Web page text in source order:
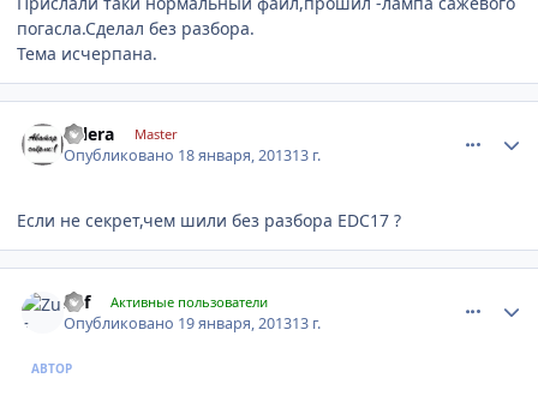
погасла.Сделал без разбора.
Тема исчерпана.
valera Master
Опубликовано 18 января, 201313 г.
Если не секрет,чем шили без разбора EDC17 ?
Zuf Активные пользователи
Опубликовано 19 января, 201313 г.
АВТОР